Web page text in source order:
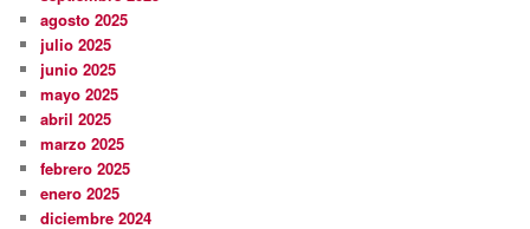
agosto 2025
julio 2025
junio 2025
mayo 2025
abril 2025
marzo 2025
febrero 2025
enero 2025
diciembre 2024